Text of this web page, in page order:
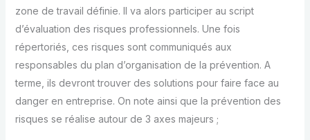
zone de travail définie. Il va alors participer au script
d’évaluation des risques professionnels. Une fois
répertoriés, ces risques sont communiqués aux
responsables du plan d’organisation de la prévention. A
terme, ils devront trouver des solutions pour faire face au
danger en entreprise. On note ainsi que la prévention des
risques se réalise autour de 3 axes majeurs ;